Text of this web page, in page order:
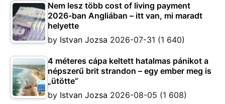
Nem lesz több cost of living payment
2026-ban Angliában – itt van, mi maradt
helyette
by Istvan Jozsa 2026-07-31 (1 640)
4 méteres cápa keltett hatalmas pánikot a
népszerű brit strandon – egy ember meg is
„ütötte”
by Istvan Jozsa 2026-08-05 (1 608)